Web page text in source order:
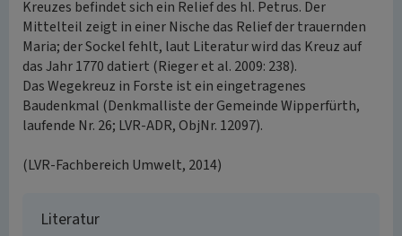
Kreuzes befindet sich ein Relief des hl. Petrus. Der
Mittelteil zeigt in einer Nische das Relief der trauernden
Maria; der Sockel fehlt, laut Literatur wird das Kreuz auf
das Jahr 1770 datiert (Rieger et al. 2009: 238).
Das Wegekreuz in Forste ist ein eingetragenes
Baudenkmal (Denkmalliste der Gemeinde Wipperfürth,
laufende Nr. 26; LVR-ADR, ObjNr. 12097).
(LVR-Fachbereich Umwelt, 2014)
Literatur